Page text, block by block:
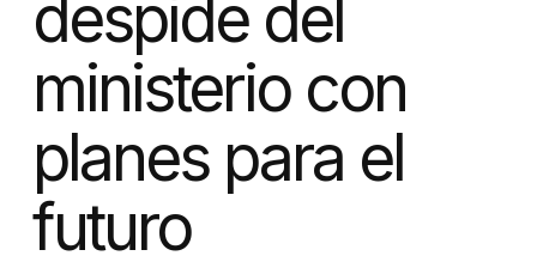
despide del
ministerio con
planes para el
futuro